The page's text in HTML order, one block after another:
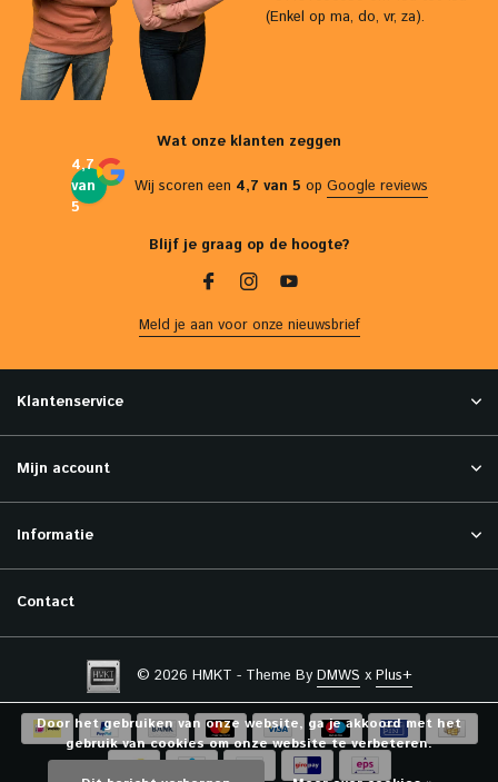
(Enkel op ma, do, vr, za).
Wat onze klanten zeggen
4,7
van
5
Wij scoren een 4,7 van 5 op Google reviews
Blijf je graag op de hoogte?
Meld je aan voor onze nieuwsbrief
Klantenservice
Mijn account
Informatie
Contact
© 2026 HMKT - Theme By DMWS x Plus+
Door het gebruiken van onze website, ga je akkoord met het
gebruik van cookies om onze website te verbeteren.